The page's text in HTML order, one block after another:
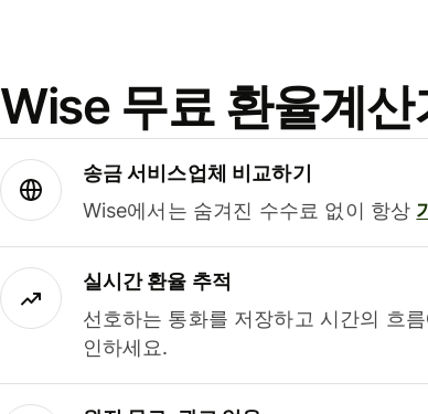
Wise 무료 환율계
송금 서비스업체 비교하기
Wise에서는 숨겨진 수수료 없이 항상
실시간 환율 추적
선호하는 통화를 저장하고 시간의 흐
인하세요.